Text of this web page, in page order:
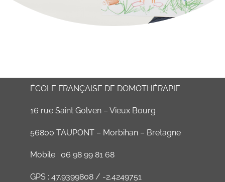
ÉCOLE FRANÇAISE DE DOMOTHÉRAPIE
16 rue Saint Golven – Vieux Bourg
56800 TAUPONT – Morbihan – Bretagne
Mobile : 06 98 99 81 68
GPS : 47.9399808 / -2.4249751